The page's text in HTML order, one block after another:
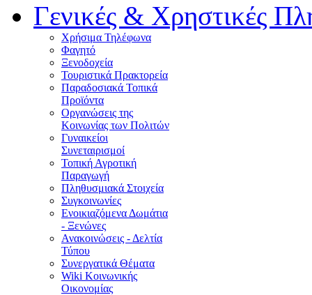
Γενικές & Χρηστικές
Χρήσιμα Τηλέφωνα
Φαγητό
Ξενοδοχεία
Τουριστικά Πρακτορεία
Παραδοσιακά Τοπικά
Προϊόντα
Οργανώσεις της
Κοινωνίας των Πολιτών
Γυναικείοι
Συνεταιρισμοί
Τοπική Αγροτική
Παραγωγή
Πληθυσμιακά Στοιχεία
Συγκοινωνίες
Ενοικιαζόμενα Δωμάτια
- Ξενώνες
Ανακοινώσεις - Δελτία
Τύπου
Συνεργατικά Θέματα
Wiki Κοινωνικής
Οικονομίας